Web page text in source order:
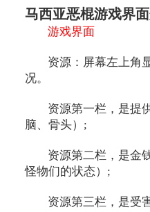
马西亚恶棍游戏界
游戏界面
资源：屏幕左上角
况。
资源第一栏，是提
脑、骨头）;
资源第二栏，是金
怪物们的状态）;
资源第三栏，是受